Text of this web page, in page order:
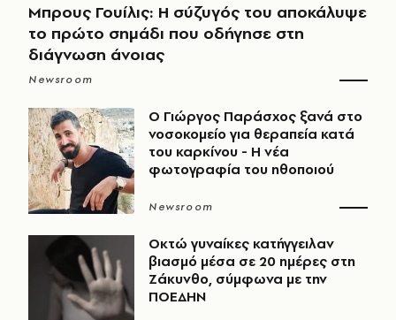
Μπρους Γουίλις: Η σύζυγός του αποκάλυψε
το πρώτο σημάδι που οδήγησε στη
διάγνωση άνοιας
Newsroom
O Γιώργος Παράσχος ξανά στο
νοσοκομείο για θεραπεία κατά
του καρκίνου - Η νέα
φωτογραφία του ηθοποιού
Newsroom
Οκτώ γυναίκες κατήγγειλαν
βιασμό μέσα σε 20 ημέρες στη
Ζάκυνθο, σύμφωνα με την
ΠΟΕΔΗΝ